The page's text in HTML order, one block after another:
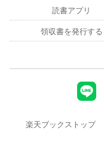
読書アプリ
領収書を発行する
楽天ブックストップ